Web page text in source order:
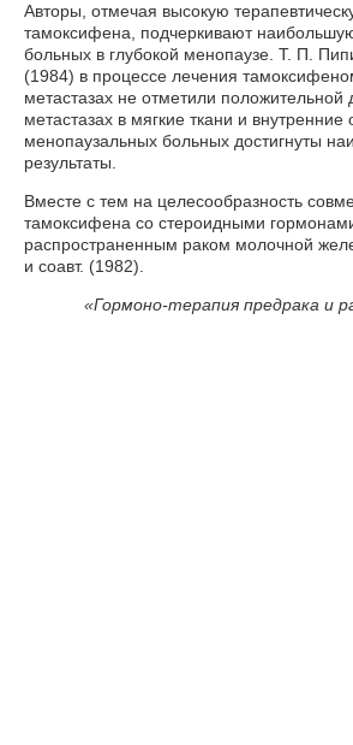
Авторы, отмечая высокую
тамоксифена, подчеркивают
больных в глубокой менопаузе. Т. П.
(1984) в процессе лечения
метастазах не отметили положительной
метастазах в мягкие ткани и внутренние
менопаузальных больных достигнуты
результаты.
Вместе с тем на целесообразность
тамоксифена со стероидными
распространенным раком молочной
и соавт. (1982).
«Гормоно-терапия предрака и